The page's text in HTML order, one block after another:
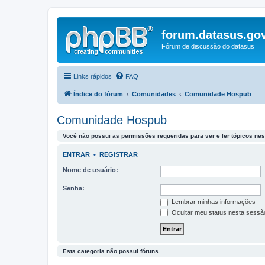
Fórum de discussão do datasus
Links rápidos FAQ
Índice do fórum Comunidades Comunidade Hospub
Comunidade Hospub
Você não possui as permissões requeridas para ver e ler tópicos
ENTRAR • REGISTRAR
Nome de usuário:
Senha:
Lembrar minhas informações
Ocultar meu status nesta
Esta categoria não possui fóruns.